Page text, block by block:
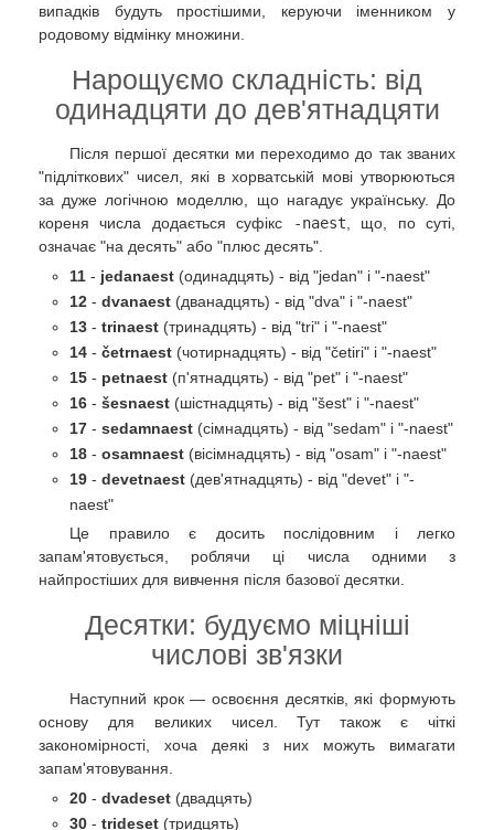
випадків будуть простішими, керуючи іменником у
родовому відмінку множини.
Нарощуємо складність: від
одинадцяти до дев'ятнадцяти
Після першої десятки ми переходимо до так званих
"підліткових" чисел, які в хорватській мові утворюються
за дуже логічною моделлю, що нагадує українську. До
кореня числа додається суфікс
-naest, що, по суті,
означає "на десять" або "плюс десять".
11 - jedanaest (одинадцять) - від "jedan" і "-naest"
12 - dvanaest (дванадцять) - від "dva" і "-naest"
13 - trinaest (тринадцять) - від "tri" і "-naest"
14 - četrnaest (чотирнадцять) - від "četiri" і "-naest"
15 - petnaest (п'ятнадцять) - від "pet" і "-naest"
16 - šesnaest (шістнадцять) - від "šest" і "-naest"
17 - sedamnaest (сімнадцять) - від "sedam" і "-naest"
18 - osamnaest (вісімнадцять) - від "osam" і "-naest"
19 - devetnaest (дев'ятнадцять) - від "devet" і "-
naest"
Це правило є досить послідовним і легко
запам'ятовується, роблячи ці числа одними з
найпростіших для вивчення після базової десятки.
Десятки: будуємо міцніші
числові зв'язки
Наступний крок — освоєння десятків, які формують
основу для великих чисел. Тут також є чіткі
закономірності, хоча деякі з них можуть вимагати
запам'ятовування.
20 - dvadeset (двадцять)
30 - trideset (тридцять)